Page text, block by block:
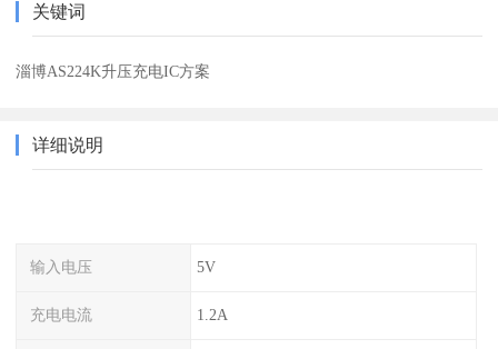
关键词
淄博AS224K升压充电IC方案
详细说明
输入电压 5V
充电电流 1.2A